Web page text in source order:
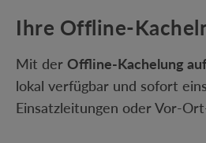
Ihre Offline-
Mit der Offline-Kachelung
lokal verfügbar und sofort
Einsatzleitungen oder Vor-